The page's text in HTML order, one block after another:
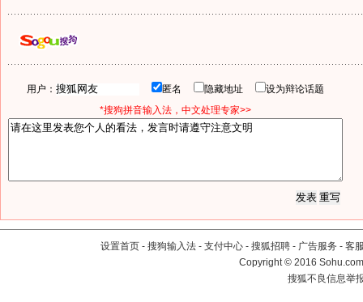
用户： 匿名 隐藏地址
设为辩论话题
*搜狗拼音输入法，中文处理专家>>
设置首页 - 搜狗输入法 - 支付中心 - 搜狐招聘 - 广告服务 - 客
Copyright©2016
搜狐不良信息举